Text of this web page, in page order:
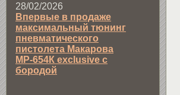
28/02/2026
Впервые в продаже
максимальный тюнинг
пневматического
пистолета Макарова
МР-654К exclusive с
бородой